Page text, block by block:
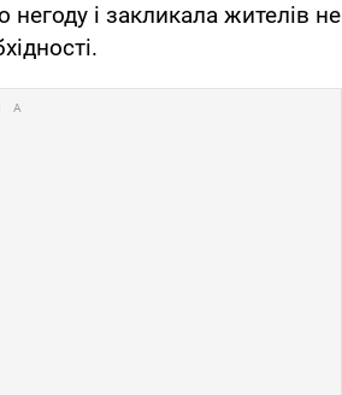
і закликала жителів не